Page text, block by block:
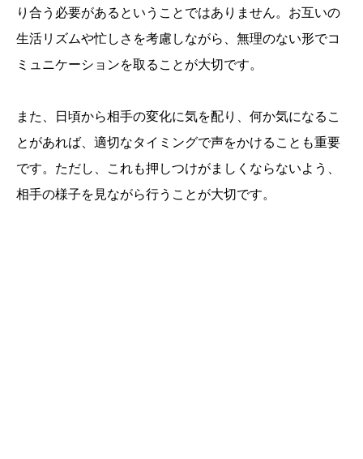
り合う必要があるということではありません。お互いの
生活リズムや忙しさを考慮しながら、無理のない形でコ
ミュニケーションを取ることが大切です。
また、日頃から相手の変化に気を配り、何か気になるこ
とがあれば、適切なタイミングで声をかけることも重要
です。ただし、これも押しつけがましくならないよう、
相手の様子を見ながら行うことが大切です。